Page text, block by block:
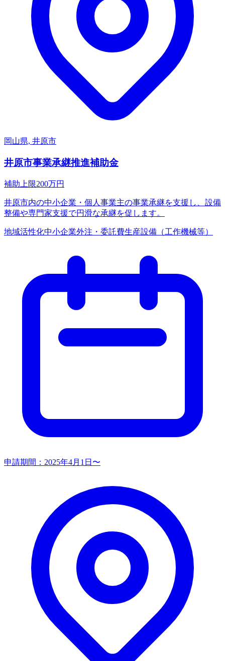
岡山県, 井原市
井原市事業承継推進補助金
補助上限200万円
井原市内の中小企業・個人事業主の事業承継を支援し、設備
整備や専門家支援で円滑な承継を促します。
地域活性化中小企業外注・委託費生産設備（工作機械等）
申請期間： 2025年4月1日〜